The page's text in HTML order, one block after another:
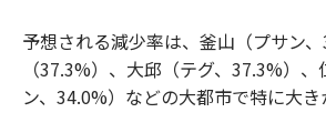
予想される減少率は、釜山（プサン
（37.3%）、大邱（テグ、37.3%）
ン、34.0%）などの大都市で特に大き